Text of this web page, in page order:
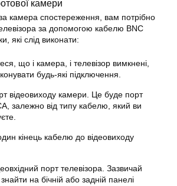
камери
камера спостереження, вам потрібно
за допомогою кабелю BNC
які слід виконати:
що і камера, і телевізор вимкнені,
будь-які підключення.
відеовиходу камери. Це буде порт
залежно від типу кабелю, який ви
кінець кабелю до відеовиходу
порт телевізора. Зазвичай
на бічній або задній панелі